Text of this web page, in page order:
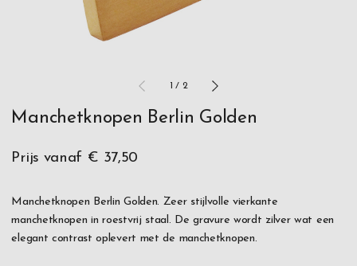
1 / 2
Manchetknopen Berlin Golden
Prijs vanaf € 37,50
Manchetknopen Berlin Golden. Zeer stijlvolle vierkante
manchetknopen in roestvrij staal. De gravure wordt zilver wat een
elegant contrast oplevert met de manchetknopen.